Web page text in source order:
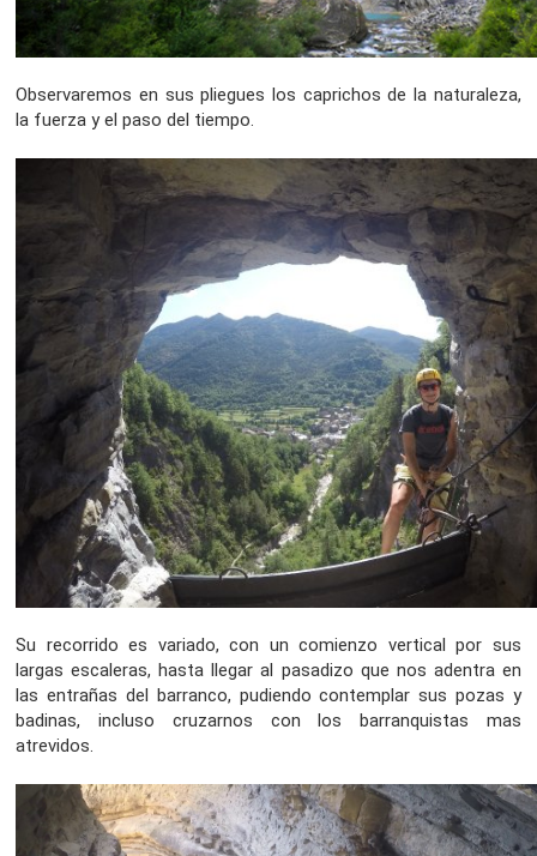
Observaremos en sus pliegues los caprichos de la naturaleza,
la fuerza y el paso del tiempo.
Su recorrido es variado, con un comienzo vertical por sus
largas escaleras, hasta llegar al pasadizo que nos adentra en
las entrañas del barranco, pudiendo contemplar sus pozas y
badinas, incluso cruzarnos con los barranquistas mas
atrevidos.